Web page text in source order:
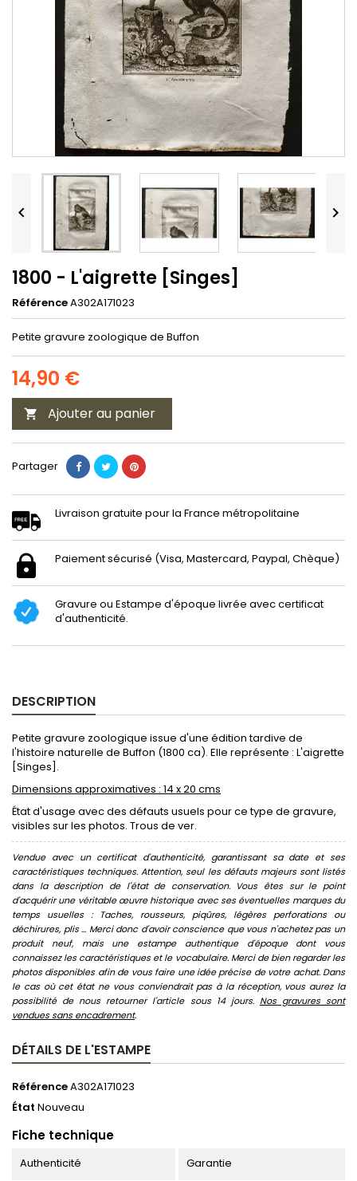
 
1800 - L'aigrette [Singes]
RéférenceA302A171023
Petite gravure zoologique de Buffon
14,90 €
 Ajouter au panier
Partager
Livraison gratuite pour la France métropolitaine
Paiement sécurisé (Visa, Mastercard, Paypal, Chèque)
Gravure ou Estampe d'époque livrée avec certificat
d'authenticité.
DESCRIPTION
Petite gravure zoologique issue d'une édition tardive de
l'histoire naturelle de Buffon (1800 ca). Elle représente : L'aigrette
[Singes].
Dimensions approximatives : 14 x 20 cms
État d'usage avec des défauts usuels pour ce type de gravure,
visibles sur les photos. Trous de ver.
Vendue avec un certificat d'authenticité, garantissant sa date et ses
caractéristiques techniques. Attention, seul les défauts majeurs sont listés
dans la description de l'état de conservation. Vous êtes sur le point
d'acquérir une véritable œuvre historique avec ses éventuelles marques du
temps usuelles : Taches, rousseurs, piqûres, légères perforations ou
déchirures, plis ... Merci donc d'avoir conscience que vous n'achetez pas un
produit neuf, mais une estampe authentique d'époque dont vous
connaissez les caractéristiques et le vocabulaire. Merci de bien regarder les
photos disponibles afin de vous faire une idée précise de votre achat. Dans
le cas où cet état ne vous conviendrait pas à la réception, vous aurez la
possibilité de nous retourner l'article sous 14 jours. Nos gravures sont
vendues sans encadrement.
DÉTAILS DE L'ESTAMPE
RéférenceA302A171023
État Nouveau
Fiche technique
Authenticité Garantie